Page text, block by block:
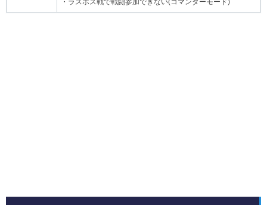
・ラスボス戦で戦闘参加できない(コマンダーモード)